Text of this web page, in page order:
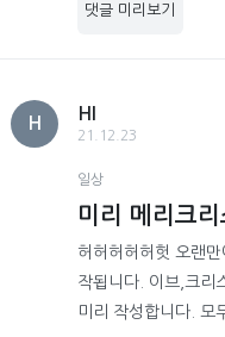
댓글 미리보기
H
HI
21.12.23
일상
미리 메리크
허허허허허헛 오랜
작됩니다. 이브,크리
미리 작성합니다.